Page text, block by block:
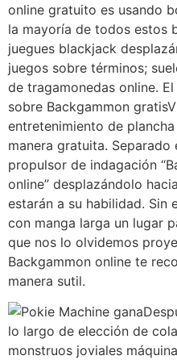
online gratuito es usando
la mayoría de todos estos
juegues blackjack
juegos sobre términos;
de tragamonedas online.
sobre Backgammon
entretenimiento de
manera gratuita. Separado
propulsor de indagación
online” desplazándolo
estarán a su habilidad. Sin
con manga larga un lugar
que nos lo olvidemos
Backgammon online te
manera sutil.
lo largo de elección de
monstruos joviales